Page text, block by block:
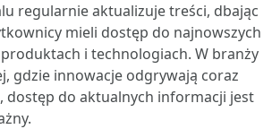
regularnie aktualizuje treści, dbając
mieli dostęp do najnowszych
i technologiach. W branży
gdzie innowacje odgrywają coraz
dostęp do aktualnych informacji jest